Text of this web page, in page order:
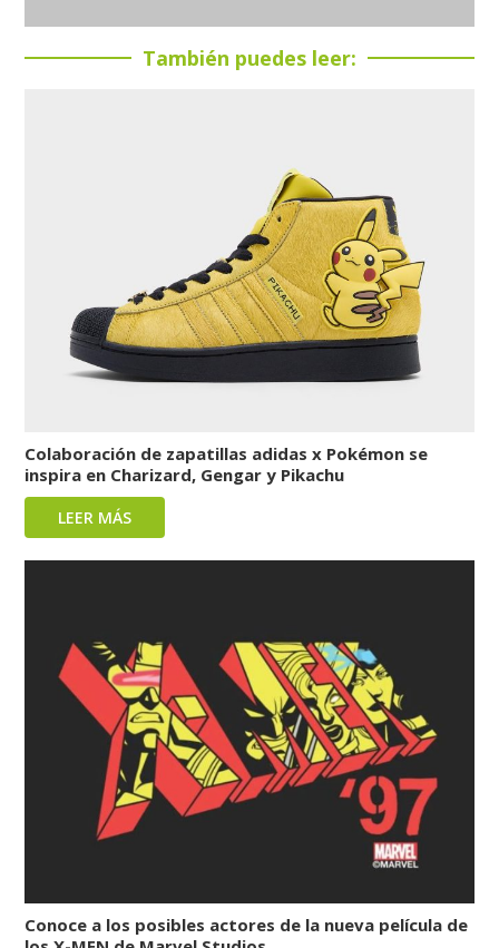
También puedes leer:
Colaboración de zapatillas adidas x Pokémon se
inspira en Charizard, Gengar y Pikachu
LEER MÁS
Conoce a los posibles actores de la nueva película de